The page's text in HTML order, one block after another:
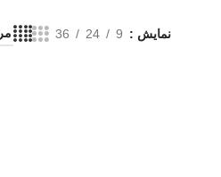
نمایش 9
24
36